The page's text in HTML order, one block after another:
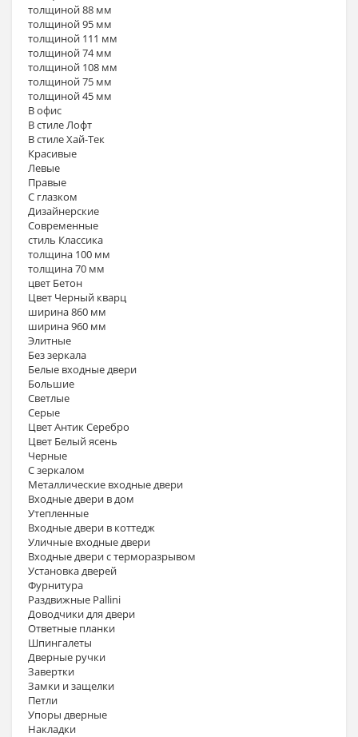
толщиной 88 мм
толщиной 95 мм
толщиной 111 мм
толщиной 74 мм
толщиной 108 мм
толщиной 75 мм
толщиной 45 мм
В офис
В стиле Лофт
В стиле Хай-Тек
Красивые
Левые
Правые
С глазком
Дизайнерские
Современные
стиль Классика
толщина 100 мм
толщина 70 мм
цвет Бетон
Цвет Черный кварц
ширина 860 мм
ширина 960 мм
Элитные
Без зеркала
Белые входные двери
Большие
Светлые
Серые
Цвет Антик Серебро
Цвет Белый ясень
Черные
С зеркалом
Металлические входные двери
Входные двери в дом
Утепленные
Входные двери в коттедж
Уличные входные двери
Входные двери с терморазрывом
Установка дверей
Фурнитура
Раздвижные Pallini
Доводчики для двери
Ответные планки
Шпингалеты
Дверные ручки
Завертки
Замки и защелки
Петли
Упоры дверные
Накладки